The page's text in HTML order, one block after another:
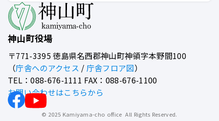
神山町役場
〒771-3395徳島県名西郡神山町神領字本野間100
（庁舎へのアクセス / 庁舎フロア図）
TEL：088-676-1111 FAX：088-676-1100
お問い合わせはこちらから
© 2025 Kamiyama-cho office All Rights Reserved.